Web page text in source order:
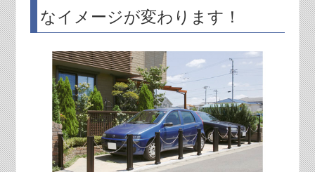
なイメージが変わります！